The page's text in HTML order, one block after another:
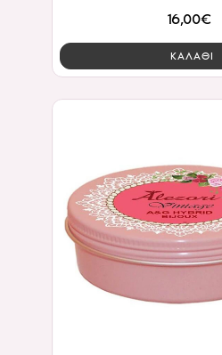
16,00€
ΚΑΛΑΘΙ